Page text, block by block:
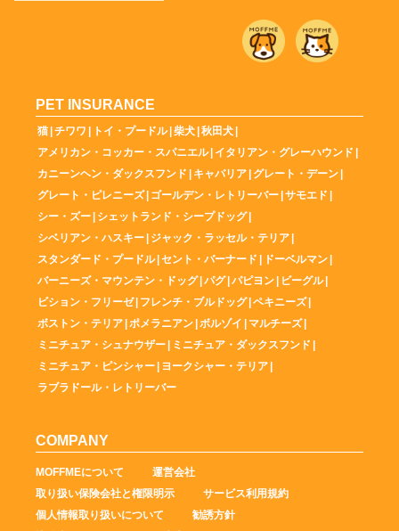
PET INSURANCE
猫 チワワ トイ・プードル 柴犬 秋田犬
アメリカン・コッカー・スパニエル イタリアン・グレーハウンド
カニーンヘン・ダックスフンド
キャバリア グレート・デーン
グレート・ピレニーズ ゴールデン・レトリーバー サモエド
シー・ズー シェットランド・シープドッグ
シベリアン・ハスキー ジャック・ラッセル・テリア
スタンダード・プードル セント・バーナード ドーベルマン
バーニーズ・マウンテン・ドッグ パグ パピヨン ビーグル
ビション・フリーゼ フレンチ・ブルドッグ ペキニーズ
ボストン・テリア ポメラニアン ボルゾイ マルチーズ
ミニチュア・シュナウザー
ミニチュア・ダックスフンド
ミニチュア・ピンシャー ヨークシャー・テリア
ラブラドール・レトリーバー
COMPANY
MOFFMEについて
運営会社
取り扱い保険会社と権限明示
サービス利用規約
個人情報取り扱いについて
勧誘方針